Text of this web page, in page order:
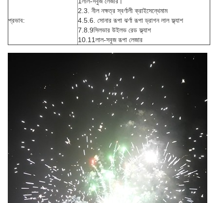
প্রভাব:
2.3. নীল নক্ষত্র স্বর্ণালী ক্রাইসেন্থেমাম
4.5.6. সোনার রূপা ঝর্ণা রূপা ড্রাগন লাল ফ্ল্যাশ
7.8.9সিলভার উইলভ রেড ফ্ল্যাশ
10.11লাল-সবুজ রূপা লেজার